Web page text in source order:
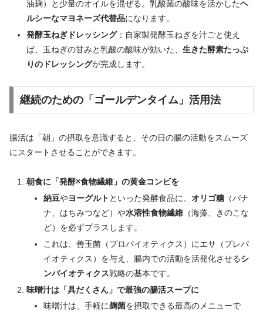
油麹）と少量のオイルを混ぜる。乳酸菌の酸味を活かしたヘ
ルシーなマヨネーズ代替品になります。
発酵玉ねぎドレッシング：自家製発酵玉ねぎを汁ごと使え
ば、玉ねぎの甘みと乳酸の酸味が効いた、 生きた酵素たっぷ
りのドレッシングが完成します。
継続のための「ゴールデンタイム」活用法
腸活は「朝」の摂取を意識すると、その日の腸の活動をスムーズ
にスタートさせることができます。
朝食に「発酵×食物繊維」の黄金コンビを
納豆やヨーグルト といった発酵食品に、 オリゴ糖（バナ
ナ、はちみつなど）や水溶性食物繊維（海藻、きのこな
ど）を必ずプラスします。
これは、善玉菌（プロバイオティクス）にエサ（プレバ
イオティクス）を与え、腸内での活動を活発化させるシ
ンバイオティクス戦略の基本です。
味噌汁は「具だくさん」で最強の腸活スープに
味噌汁は、手軽に麹菌を摂取できる最高のメニューで